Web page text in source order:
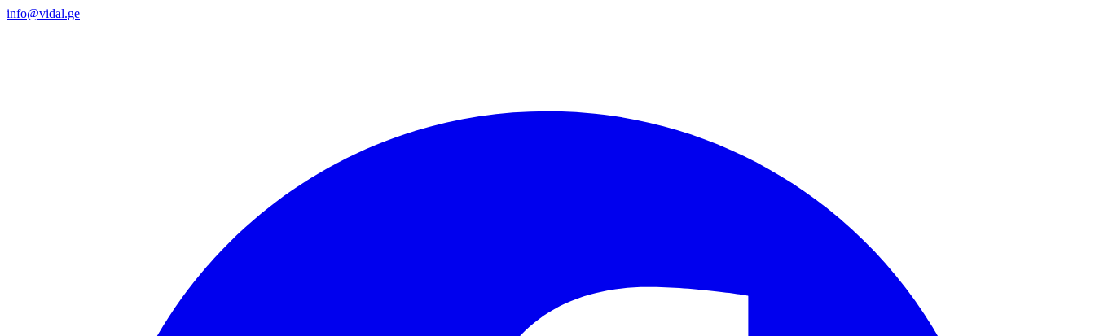
info@vidal.ge